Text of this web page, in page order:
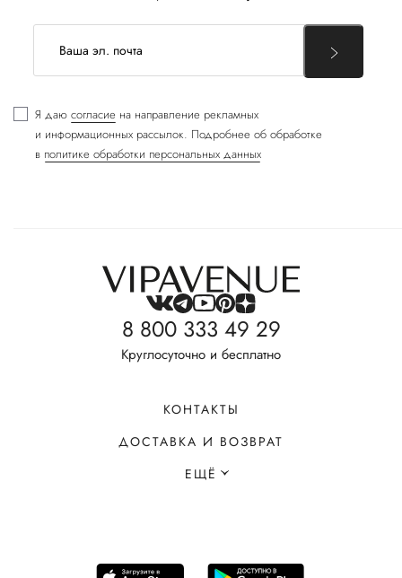
Я даю согласие на направление рекламных
и информационных рассылок. Подробнее об обработке
в политике обработки персональных данных
8 800 333 49 29
Круглосуточно и бесплатно
КОНТАКТЫ
ДОСТАВКА И ВОЗВРАТ
ЕЩЁ